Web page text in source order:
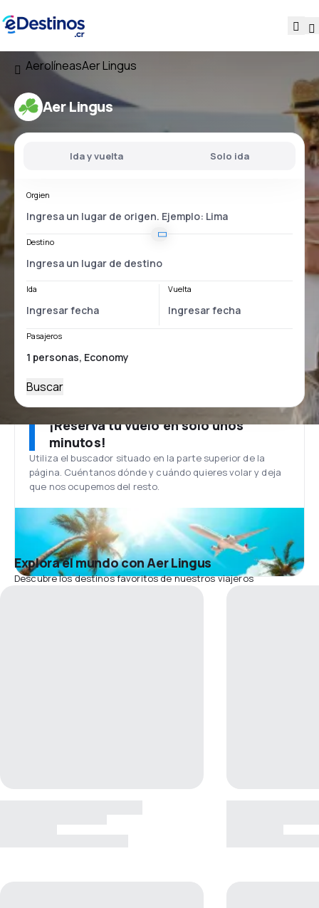
AerolíneasAer Lingus
Aer Lingus
Ida y vuelta Solo ida
Orgien
Destino
Ida Vuelta
Pasajeros
Buscar
¡Reserva tu vuelo en solo unos
minutos!
Utiliza el buscador situado en la parte superior de la
página. Cuéntanos dónde y cuándo quieres volar y deja
que nos ocupemos del resto.
Explora el mundo con Aer Lingus
Descubre los destinos favoritos de nuestros viajeros